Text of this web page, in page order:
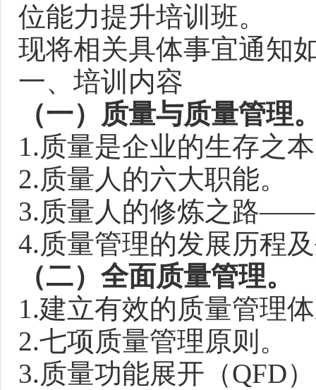
位能力提升培训班。
现将相关具体事宜通知
一、培训内容
（一）质量与质量管理
1.质量是企业的生存之
2.质量人的六大职能。
3.质量人的修炼之路
4.质量管理的发展历程
（二）全面质量管理。
1.建立有效的质量管理
2.七项质量管理原则。
3.质量功能展开（QFD